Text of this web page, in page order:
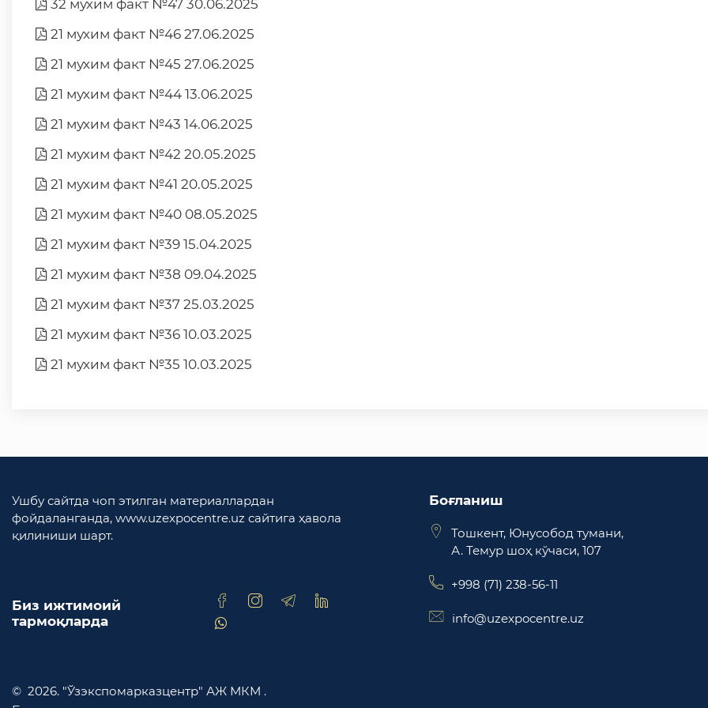
32 мухим факт №47 30.06.2025
21 мухим факт №46 27.06.2025
21 мухим факт №45 27.06.2025
21 мухим факт №44 13.06.2025
21 мухим факт №43 14.06.2025
21 мухим факт №42 20.05.2025
21 мухим факт №41 20.05.2025
21 мухим факт №40 08.05.2025
21 мухим факт №39 15.04.2025
21 мухим факт №38 09.04.2025
21 мухим факт №37 25.03.2025
21 мухим факт №36 10.03.2025
21 мухим факт №35 10.03.2025
Ушбу сайтда чоп этилган материаллардан
фойдаланганда, www.uzexpocentre.uz сайтига ҳавола
қилиниши шарт.
Биз ижтимоий
тармоқларда
Боғланиш
Тошкент, Юнусобод тумани,
А. Темур шоҳ кўчаси, 107
+998 (71) 238-56-11
info@uzexpocentre.uz
© 2026. "Ўзэкспомарказцентр" АЖ МКМ .